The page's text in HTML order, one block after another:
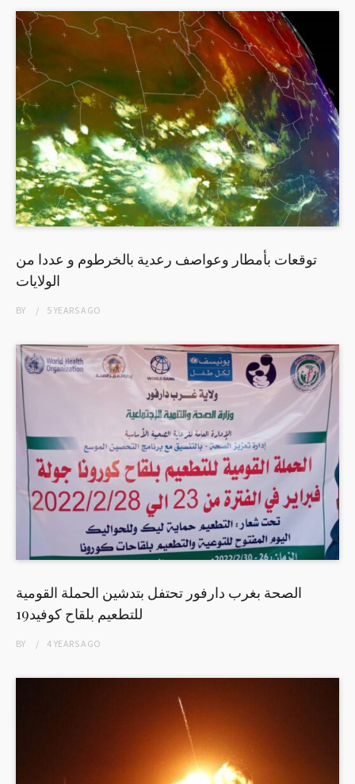
توقعات بأمطار وعواصف رعدية بالخرطوم و عددا من
الولايات
BY 5 YEARSAGO
الصحة بغرب دارفور تحتفل بتدشين الحملة القومية
للتطعيم بلقاح كوفيد19
BY 4 YEARSAGO